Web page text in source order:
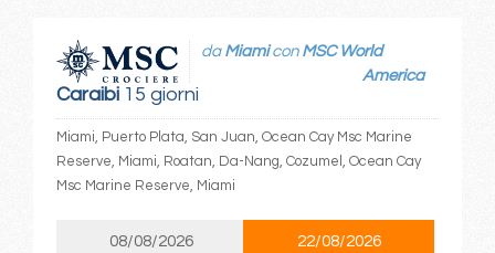
Caraibi15 giorni
da Miamicon MSC World
America
Miami, Puerto Plata, San Juan, Ocean Cay Msc Marine
Reserve, Miami, Roatan, Da-Nang, Cozumel, Ocean Cay
Msc Marine Reserve, Miami
08/08/2026
22/08/2026